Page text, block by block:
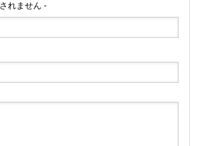
れません -